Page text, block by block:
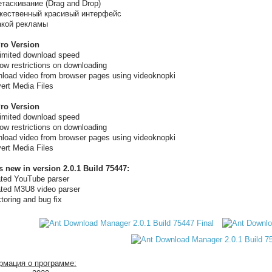
(Drag and Drop)
красивый интерфейс
рекламы
Version
download speed
restrictions on downloading
video from browser pages using videoknopki
Media Files
Version
download speed
restrictions on downloading
video from browser pages using videoknopki
Media Files
new in version 2.0.1 Build 75447:
YouTube parser
M3U8 video parser
and bug fix
о программе: